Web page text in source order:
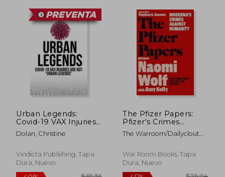
45% 40%
Urban Legends:
Covid-19 VAX Injuries
Are Not Urban
Legends (en Inglés)
Dolan, Christine
Vindicta Publishing, Tapa
Dura, Nuevo
The Pfizer Papers:
Pfizer's Crimes
Against Humanity (en
Inglés)
The Warroom/Dailyclout
Naomi ; Kelly, Amy
War Room Books, Tapa
Dura, Nuevo